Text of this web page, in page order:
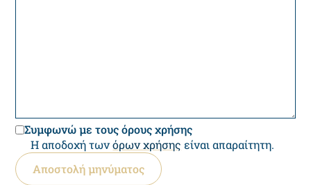
Συμφωνώ με τους όρους χρήσης
Η αποδοχή τωνόρων χρήσης είναι απαραίτητη.